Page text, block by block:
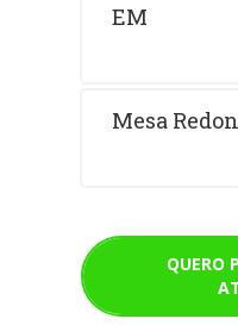
EM
Mesa
QUERO